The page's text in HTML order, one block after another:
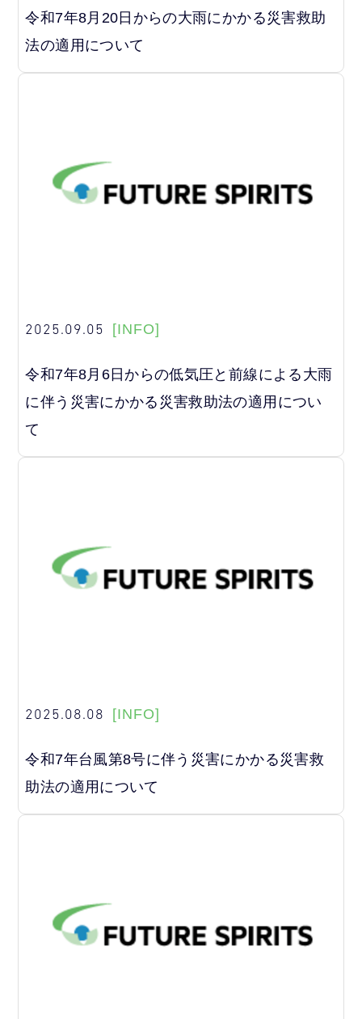
令和7年8月20日からの大雨にかかる災害救助
法の適用について
2025.09.05 [INFO]
令和7年8月6日からの低気圧と前線による大雨
に伴う災害にかかる災害救助法の適用につい
て
2025.08.08 [INFO]
令和7年台風第8号に伴う災害にかかる災害救
助法の適用について